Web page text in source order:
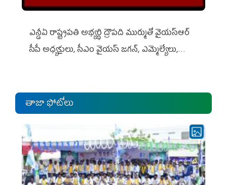
ఎన్డీఏ రాష్ట్ర‌ప‌తి అభ్య‌ర్థి ద్రౌప‌ది ముర్ముతో వైయ‌స్ఆర్
సీపీ అధ్య‌క్షులు, సీఎం వైయ‌స్ జ‌గ‌న్, ఎమ్మెల్యేలు,
తాజా ఫోటోలు